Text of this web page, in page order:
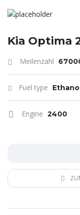
Kia Optima
Meilenzahl
Fuel type
Engine 2400